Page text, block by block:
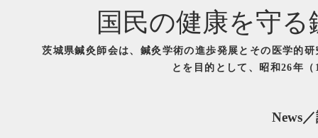
国民の健康を守
茨城県鍼灸師会は、鍼灸学術の進歩発展とその医学的
とを目的として、昭和26年
News